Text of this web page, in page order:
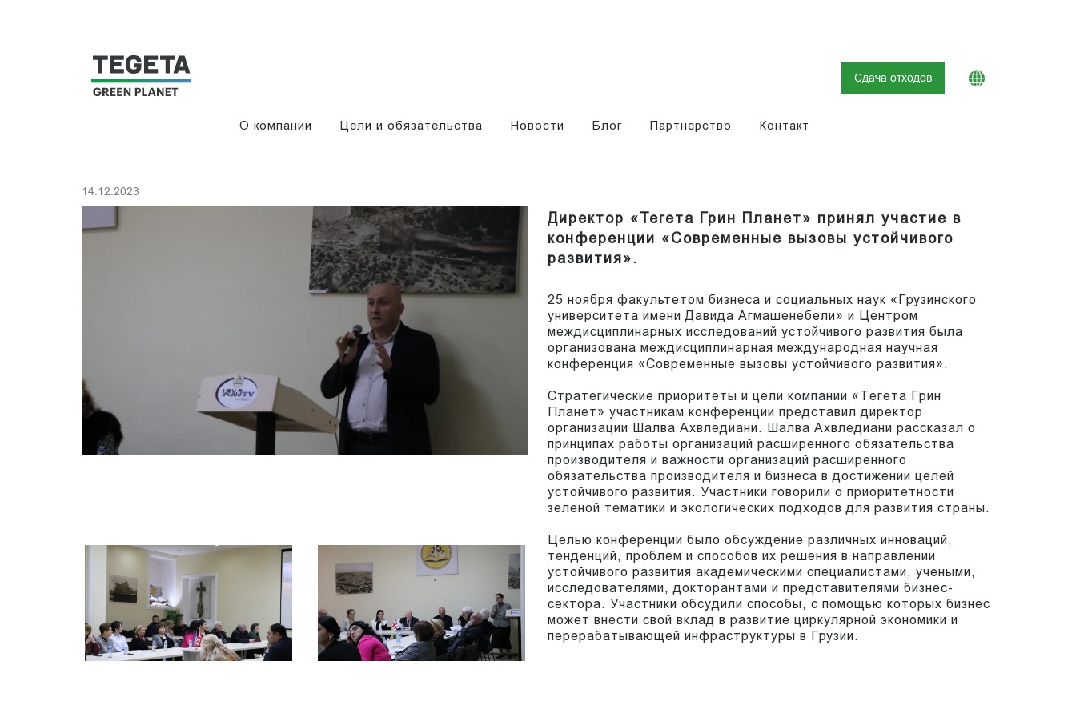
Сдача отходов
О компании Цели и обязательства Новости Блог Партнерство Контакт
14.12.2023
Директор «Тегета Грин Планет» принял участие в
конференции «Современные вызовы устойчивого
развития».
25 ноября факультетом бизнеса и социальных наук «Грузинского
университета имени Давида Агмашенебели» и Центром
междисциплинарных исследований устойчивого развития была
организована междисциплинарная международная научная
конференция «Современные вызовы устойчивого развития».
Стратегические приоритеты и цели компании «Тегета Грин
Планет» участникам конференции представил директор
организации Шалва Ахвледиани. Шалва Ахвледиани рассказал о
принципах работы организаций расширенного обязательства
производителя и важности организаций расширенного
обязательства производителя и бизнеса в достижении целей
устойчивого развития. Участники говорили о приоритетности
зеленой тематики и экологических подходов для развития страны.
Целью конференции было обсуждение различных инноваций,
тенденций, проблем и способов их решения в направлении
устойчивого развития академическими специалистами, учеными,
исследователями, докторантами и представителями бизнес-
сектора. Участники обсудили способы, с помощью которых бизнес
может внести свой вклад в развитие циркулярной экономики и
перерабатывающей инфраструктуры в Грузии.